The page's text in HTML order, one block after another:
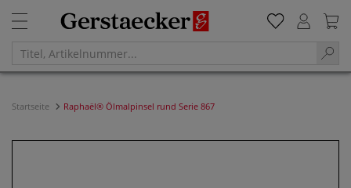
Startseite Raphaël® Ölmalpinsel rund Serie 867